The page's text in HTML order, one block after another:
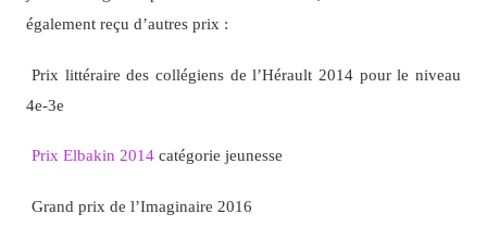
également reçu d’autres prix :
Prix littéraire des collégiens de l’Hérault 2014 pour le niveau
4e-3e
Prix Elbakin 2014catégorie jeunesse
Grand prix de l’Imaginaire 2016